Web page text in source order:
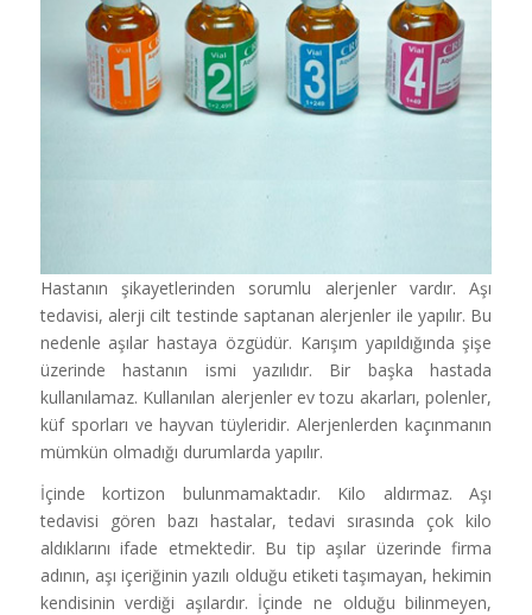
Hastanın şikayetlerinden sorumlu alerjenler vardır. Aşı
tedavisi, alerji cilt testinde saptanan alerjenler ile yapılır. Bu
nedenle aşılar hastaya özgüdür. Karışım yapıldığında şişe
üzerinde hastanın ismi yazılıdır. Bir başka hastada
kullanılamaz. Kullanılan alerjenler ev tozu akarları, polenler,
küf sporları ve hayvan tüyleridir. Alerjenlerden kaçınmanın
mümkün olmadığı durumlarda yapılır.
İçinde kortizon bulunmamaktadır. Kilo aldırmaz. Aşı
tedavisi gören bazı hastalar, tedavi sırasında çok kilo
aldıklarını ifade etmektedir. Bu tip aşılar üzerinde firma
adının, aşı içeriğinin yazılı olduğu etiketi taşımayan, hekimin
kendisinin verdiği aşılardır. İçinde ne olduğu bilinmeyen,